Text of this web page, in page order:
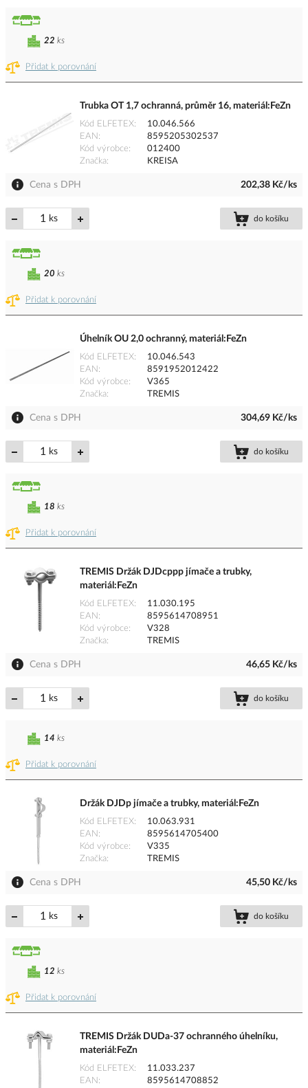
Přidat k porovnání
22 ks
Trubka OT 1,7 ochranná, průměr 16, materiál:FeZn
Kód ELFETEX
10.046.566
EAN
8595205302537
Kód výrobce
012400
Značka
KREISA
Cena s DPH 202,38 Kč/ks
ks do košíku
Přidat k porovnání
20 ks
Úhelník OU 2,0 ochranný, materiál:FeZn
Kód ELFETEX
10.046.543
EAN
8591952012422
Kód výrobce
V365
Značka
TREMIS
Cena s DPH 304,69 Kč/ks
ks do košíku
Přidat k porovnání
18 ks
TREMIS Držák DJDcppp jímače a trubky,
materiál:FeZn
Kód ELFETEX
11.030.195
EAN
8595614708951
Kód výrobce
V328
Značka
TREMIS
Cena s DPH 46,65 Kč/ks
ks do košíku
Přidat k porovnání
14 ks
Držák DJDp jímače a trubky, materiál:FeZn
Kód ELFETEX
10.063.931
EAN
8595614705400
Kód výrobce
V335
Značka
TREMIS
Cena s DPH 45,50 Kč/ks
ks do košíku
Přidat k porovnání
12 ks
TREMIS Držák DUDa-37 ochranného úhelníku,
materiál:FeZn
Kód ELFETEX
11.033.237
EAN
8595614708852